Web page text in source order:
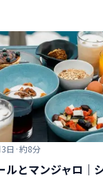
日 ·約8分
ルとマンジャロ｜